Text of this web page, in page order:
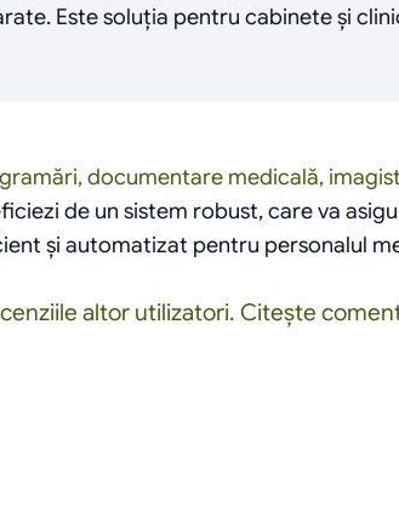
Este soluția pentru cabinete și
, documentare medicală,
de un sistem robust, care va
și automatizat pentru personalul
altor utilizatori. Citește